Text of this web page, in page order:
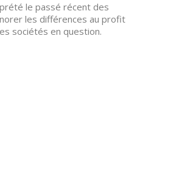
le passé récent des
les différences au profit
sociétés en question.